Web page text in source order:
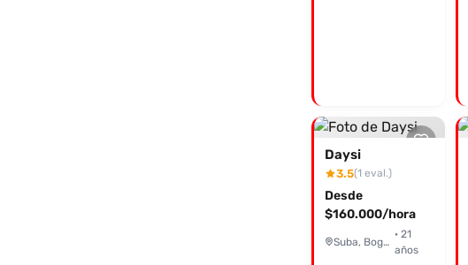
Daysi
3.5(1 eval.)
Desde
$160.000/hora
Suba, Bogotá
· 21
años